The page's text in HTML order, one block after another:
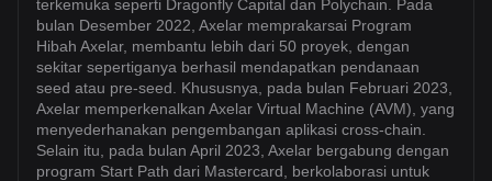
terkemuka seperti Dragonfly Capital dan Polychain. Pada
bulan Desember 2022, Axelar memprakarsai Program
Hibah Axelar, membantu lebih dari 50 proyek, dengan
sekitar sepertiganya berhasil mendapatkan pendanaan
seed atau pre-seed. Khususnya, pada bulan Februari 2023,
Axelar memperkenalkan Axelar Virtual Machine (AVM), yang
menyederhanakan pengembangan aplikasi cross-chain.
Selain itu, pada bulan April 2023, Axelar bergabung dengan
program Start Path dari Mastercard, berkolaborasi untuk